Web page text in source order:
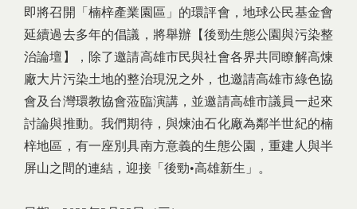
即將召開「楠梓產業園區」的環評會，地球公民基金會
延續過去多年的倡議，將舉辦【後勁生態公園與污染整
治論壇】，除了邀請高雄市民與社會各界共同瞭解高煉
廠大片污染土地的整治現況之外，也邀請高雄市綠色協
會及台灣環教協會蒞臨演講，並邀請高雄市議員一起來
討論與推動。我們期待，與煉油石化廠為鄰半世紀的楠
梓地區，有一座別具南方意義的生態公園，重建人與半
屏山之間的連結，迎接「後勁•高雄新生」。